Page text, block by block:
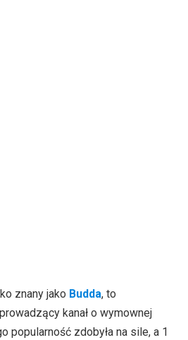
znany jako Budda, to
kanał o wymownej
popularność zdobyła na sile, a 1